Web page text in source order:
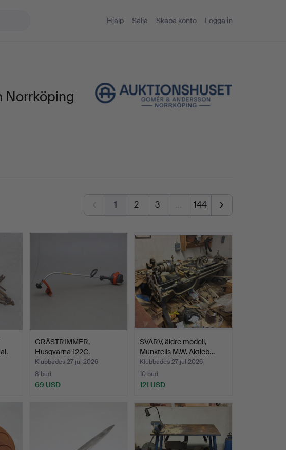
Hjälp Sälja Skapa konto Logga in
Norrköping
1 2 3 … 144
GRÄSTRIMMER,
Husqvarna 122C.
Klubbades 27 jul 2026
8 bud
69 USD
SVARV, äldre modell,
Munktells M.W. Aktieb…
Klubbades 27 jul 2026
10 bud
121 USD